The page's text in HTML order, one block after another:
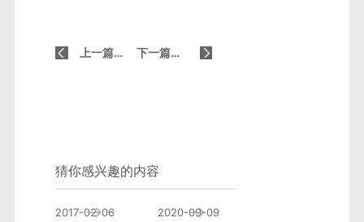
上一篇：SEO优化比掌握增加网站外链的四个要素更重要 下一篇：SEO技术分享长尾关键词布局位置
猜你感兴趣的内容
2017-02-06 youbangyun.cn新版正式上线 重点推广云排
2020-09-09